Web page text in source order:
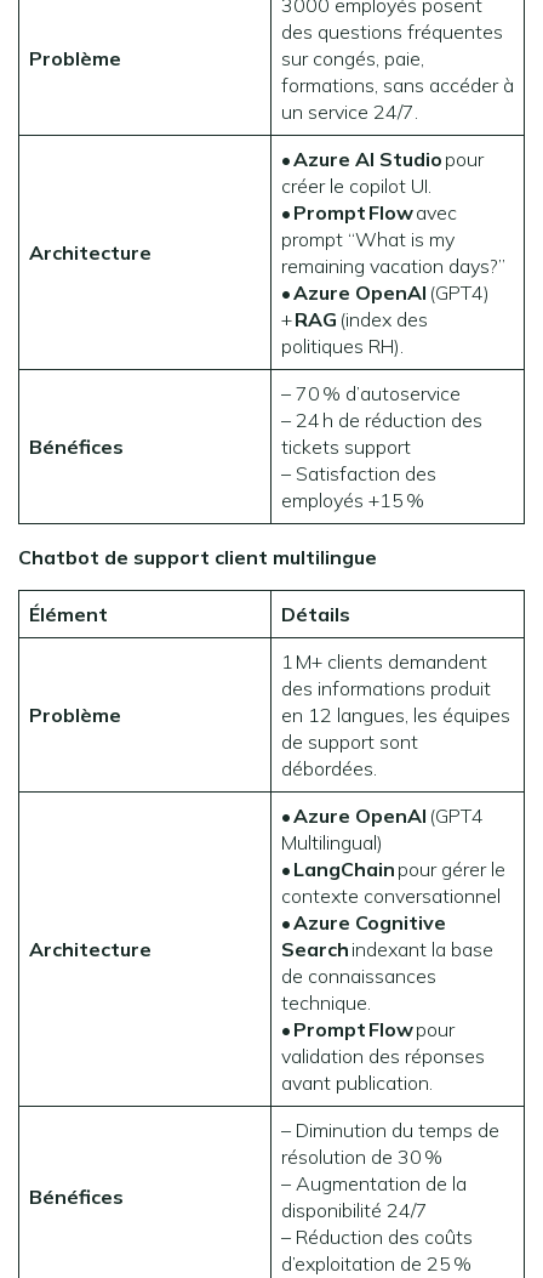
Problème
3000 employés posent
des questions fréquentes
sur congés, paie,
formations, sans accéder à
un service 24/7.
Architecture
•Azure AI Studio pour
créer le copilot UI.
• Prompt Flowavec
prompt “What is my
remaining vacation days?”
•Azure OpenAI (GPT4)
+RAG (index des
politiques RH).
Bénéfices
– 70 % d’autoservice
– 24 h de réduction des
tickets support
– Satisfaction des
employés +15 %
Chatbot de support client multilingue
Élément Détails
Problème
1 M+ clients demandent
des informations produit
en 12 langues, les équipes
de support sont
débordées.
Architecture
•Azure OpenAI (GPT4
Multilingual)
• LangChain pour gérer le
contexte conversationnel
•Azure Cognitive
Search indexant la base
de connaissances
technique.
• Prompt Flowpour
validation des réponses
avant publication.
Bénéfices
– Diminution du temps de
résolution de 30 %
– Augmentation de la
disponibilité 24/7
– Réduction des coûts
d’exploitation de 25 %